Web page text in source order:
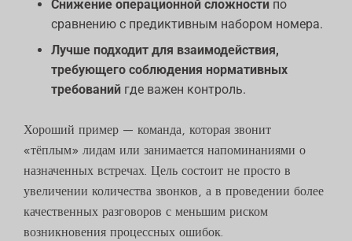
Снижение операционной сложности по
сравнению с предиктивным набором номера.
Лучше подходит для взаимодействия,
требующего соблюдения нормативных
требований где важен контроль.
Хороший пример — команда, которая звонит
«тёплым» лидам или занимается напоминаниями о
назначенных встречах. Цель состоит не просто в
увеличении количества звонков, а в проведении более
качественных разговоров с меньшим риском
возникновения процессных ошибок.